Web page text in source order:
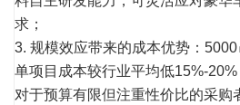
求；
3. 规模效应带来的成本优势：
单项目成本较行业平均低15%-20%
对于预算有限但注重性价比的采购